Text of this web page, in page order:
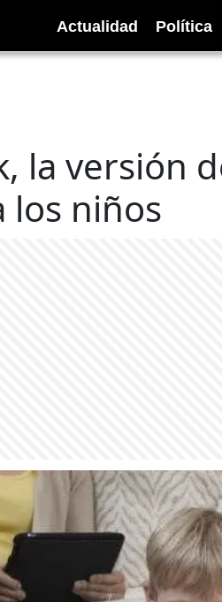
Actualidad Política
la versión
los niños